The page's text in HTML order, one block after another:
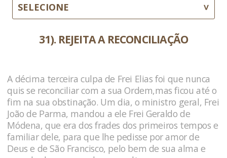
SELECIONE
31). REJEITA A RECONCILIAÇÃO
A décima terceira culpa de Frei Elias foi que nunca
quis se reconciliar com a sua Ordem,mas ficou até o
fim na sua obstinação. Um dia, o ministro geral, Frei
João de Parma, mandou a ele Frei Geraldo de
Módena, que era dos frades dos primeiros tempos e
familiar dele, para que lhe pedisse por amor de
Deus e de São Francisco, pelo bem de sua alma e